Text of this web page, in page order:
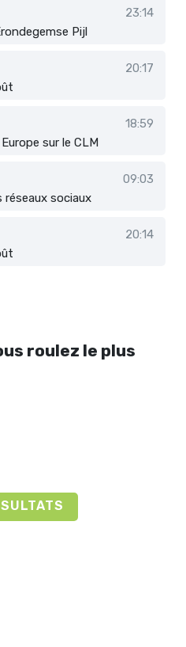
23:14
Pijl
20:17
18:59
sur le CLM
09:03
sociaux
20:14
roulez le plus